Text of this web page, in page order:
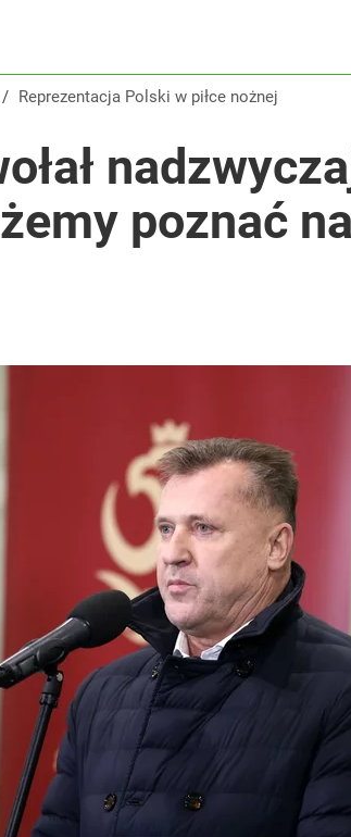
/ Reprezentacja Polski w piłce nożnej
poznać